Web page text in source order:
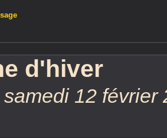
d'hiver
samedi 12